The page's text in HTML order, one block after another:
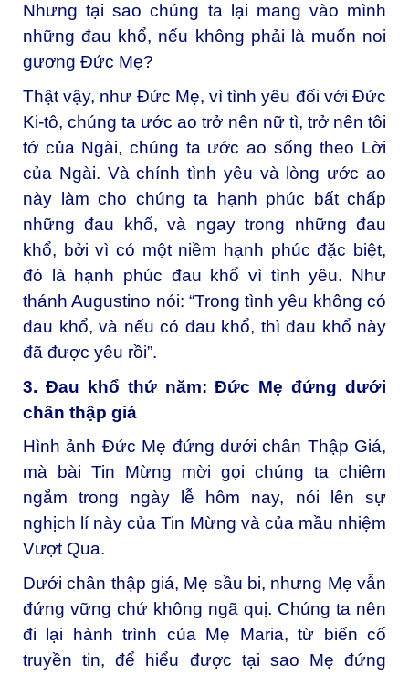
Nhưng tại sao chúng ta lại mang vào mình
những đau khổ, nếu không phải là muốn noi
gương Đức Mẹ?
Thật vậy, như Đức Mẹ, vì tình yêu đối với Đức
Ki-tô, chúng ta ước ao trở nên nữ tì, trở nên tôi
tớ của Ngài, chúng ta ước ao sống theo Lời
của Ngài. Và chính tình yêu và lòng ước ao
này làm cho chúng ta hạnh phúc bất chấp
những đau khổ, và ngay trong những đau
khổ, bởi vì có một niềm hạnh phúc đặc biệt,
đó là hạnh phúc đau khổ vì tình yêu. Như
thánh Augustino nói: “Trong tình yêu không có
đau khổ, và nếu có đau khổ, thì đau khổ này
đã được yêu rồi”.
3. Đau khổ thứ năm: Đức Mẹ đứng dưới
chân thập giá
Hình ảnh Đức Mẹ đứng dưới chân Thập Giá,
mà bài Tin Mừng mời gọi chúng ta chiêm
ngắm trong ngày lễ hôm nay, nói lên sự
nghịch lí này của Tin Mừng và của mầu nhiệm
Vượt Qua.
Dưới chân thập giá, Mẹ sầu bi, nhưng Mẹ vẫn
đứng vững chứ không ngã quị. Chúng ta nên
đi lại hành trình của Mẹ Maria, từ biến cố
truyền tin, để hiểu được tại sao Mẹ đứng